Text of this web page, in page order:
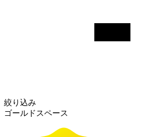
絞り込み
ゴールドスペース